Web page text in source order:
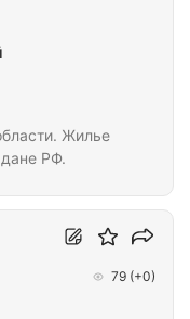
Жилье
РФ.
79 (+0)